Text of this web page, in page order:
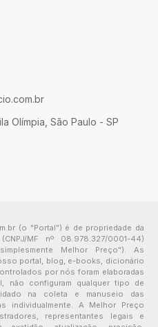
Olímpia, São Paulo - SP
(o "Portal") é de propriedade da
MF nº 08.978.327/0001-44)
Melhor Preço"). As
portal, blog, e-books, dicionário
por nós foram elaboradas
não configuram qualquer tipo de
na coleta e manuseio das
individualmente. A Melhor Preço
representantes legais e